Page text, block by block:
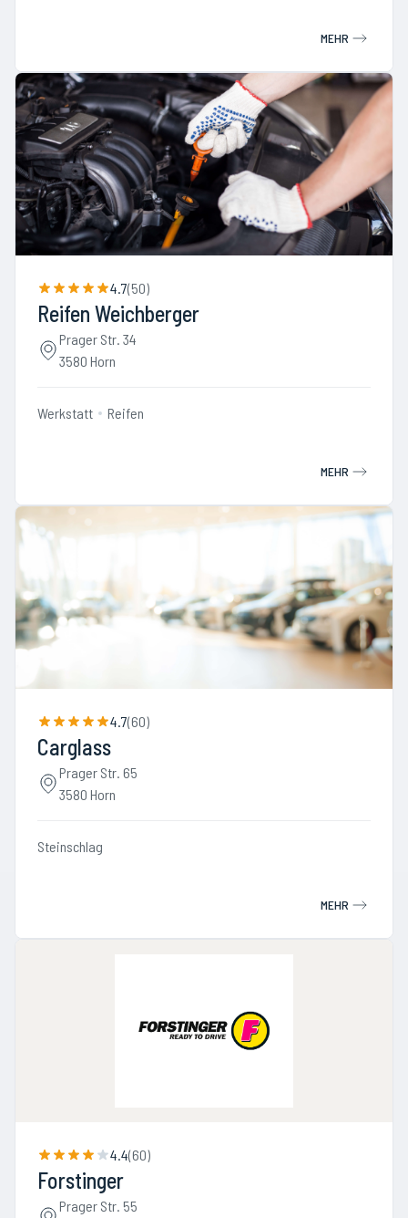
MEHR
4.7(50)
Reifen Weichberger
Prager Str. 34
3580 Horn
Werkstatt Reifen
MEHR
4.7(60)
Carglass
Prager Str. 65
3580 Horn
Steinschlag
MEHR
4.4(60)
Forstinger
Prager Str. 55